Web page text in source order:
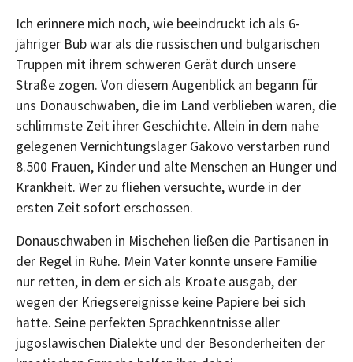
Ich erinnere mich noch, wie beeindruckt ich als 6-
jähriger Bub war als die russischen und bulgarischen
Truppen mit ihrem schweren Gerät durch unsere
Straße zogen. Von diesem Augenblick an begann für
uns Donauschwaben, die im Land verblieben waren, die
schlimmste Zeit ihrer Geschichte. Allein in dem nahe
gelegenen Vernichtungslager Gakovo verstarben rund
8.500 Frauen, Kinder und alte Menschen an Hunger und
Krankheit. Wer zu fliehen versuchte, wurde in der
ersten Zeit sofort erschossen.
Donauschwaben in Mischehen ließen die Partisanen in
der Regel in Ruhe. Mein Vater konnte unsere Familie
nur retten, in dem er sich als Kroate ausgab, der
wegen der Kriegsereignisse keine Papiere bei sich
hatte. Seine perfekten Sprachkenntnisse aller
jugoslawischen Dialekte und der Besonderheiten der